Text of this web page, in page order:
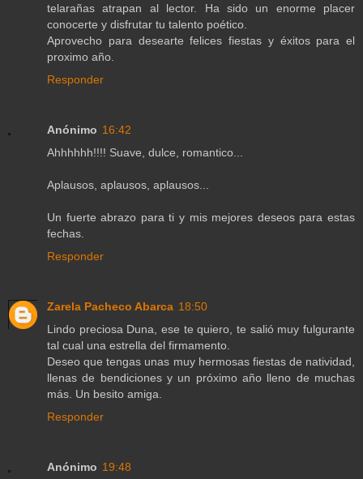
telarañas atrapan al lector. Ha sido un enorme placer
conocerte y disfrutar tu talento poético.
Aprovecho para desearte felices fiestas y éxitos para el
proximo año.
Responder
Anónimo 16:42
Ahhhhhh!!!! Suave, dulce, romantico...
Aplausos, aplausos, aplausos...
Un fuerte abrazo para ti y mis mejores deseos para estas
fechas.
Responder
Zarela Pacheco Abarca 18:50
Lindo preciosa Duna, ese te quiero, te salió muy fulgurante
tal cual una estrella del firmamento.
Deseo que tengas unas muy hermosas fiestas de natividad,
llenas de bendiciones y un próximo año lleno de muchas
más. Un besito amiga.
Responder
Anónimo 19:48